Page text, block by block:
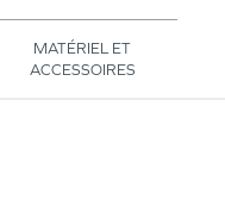
MATÉRIEL ET
ACCESSOIRES